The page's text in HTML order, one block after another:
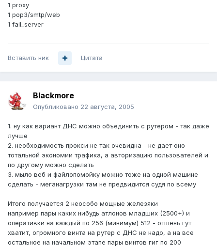
1 proxy
1 pop3/smtp/web
1 fail_server
Вставить ник Цитата
Blackmore
Опубликовано 22 августа, 2005
1. ну как вариант ДНС можно объединить с рутером - так даже
лучше
2. необходимость прокси не так очевидна - не дает оно
тотальной экономии трафика, а авторизацию пользователей и
по другому можно сделать
3. мыло веб и файлопомойку можно тоже на одной машине
сделать - меганагрузки там не предвидится судя по всему
Итого получается 2 неособо мощные железяки
например пары каких нибудь атлонов младших (2500+) и
оперативки на каждый по 256 (минимум) 512 - отшень гут
хватит, огромного винта на рутер с ДНС не надо, а на все
остальное на начальном этапе пары винтов гиг по 200